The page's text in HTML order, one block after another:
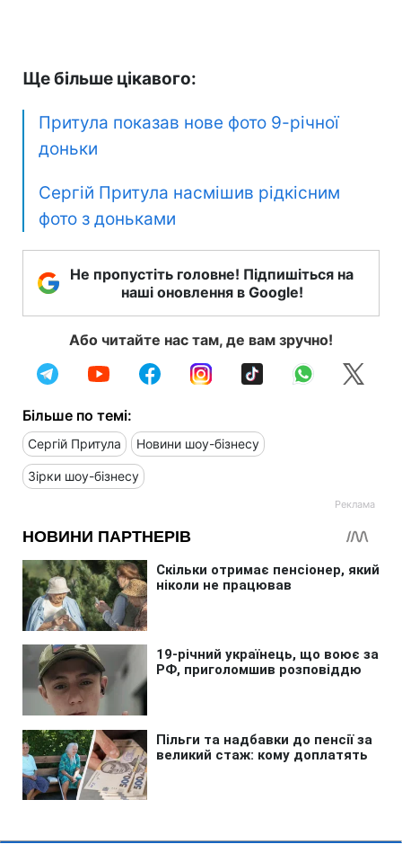
Ще більше цікавого:
Притула показав нове фото 9-річної
доньки
Сергій Притула насмішив рідкісним
фото з доньками
Не пропустіть головне! Підпишіться на
наші оновлення в Google!
Або читайте нас там, де вам зручно!
Більше по темі:
Сергій Притула Новини шоу-бізнесу
Зірки шоу-бізнесу